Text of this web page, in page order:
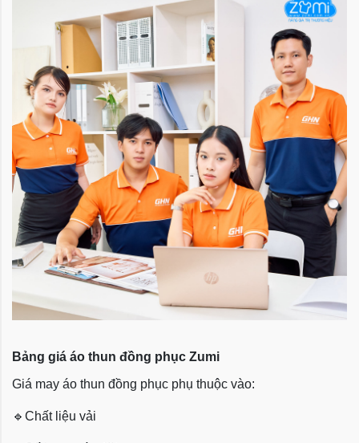
Bảng giá áo thun đồng phục Zumi
Giá may áo thun đồng phục phụ thuộc vào:
🔹 Chất liệu vải